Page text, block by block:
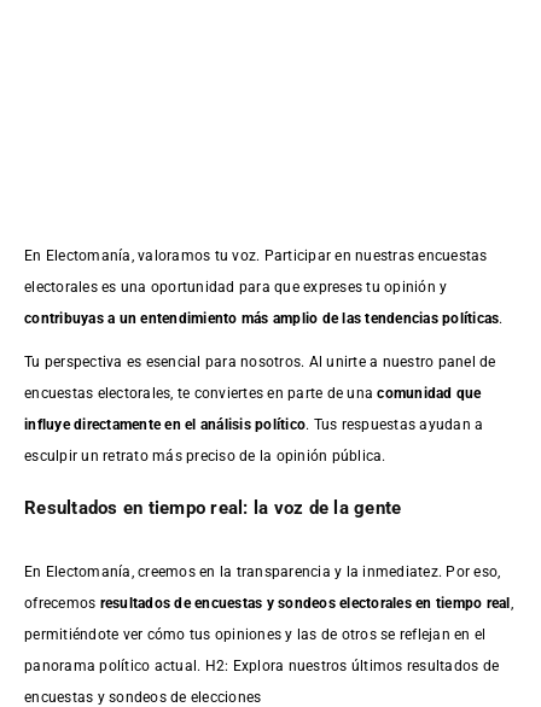
En Electomanía, valoramos tu voz. Participar en nuestras encuestas
electorales es una oportunidad para que expreses tu opinión y
contribuyas a un entendimiento más amplio de las tendencias políticas.
Tu perspectiva es esencial para nosotros. Al unirte a nuestro panel de
encuestas electorales, te conviertes en parte de unacomunidad que
influye directamente en el análisis político. Tus respuestas ayudan a
esculpir un retrato más preciso de la opinión pública.
Resultados en tiempo real: la voz de la gente
En Electomanía, creemos en la transparencia y la inmediatez. Por eso,
ofrecemos resultados deencuestas y sondeos electorales en tiempo real
permitiéndote ver cómo tus opiniones y las de otros se reflejan en el
panorama político actual. H2: Explora nuestros últimos resultados de
encuestas y sondeos de elecciones